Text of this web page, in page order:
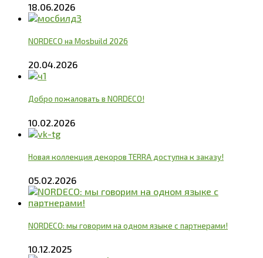
18.06.2026
NORDECO на Mosbuild 2026
20.04.2026
Добро пожаловать в NORDECO!
10.02.2026
Новая коллекция декоров TERRA доступна к заказу!
05.02.2026
NORDECO: мы говорим на одном языке с партнерами!
10.12.2025